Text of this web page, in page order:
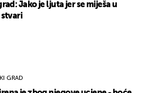
Jako je ljuta jer se miješa u
stvari
GRAD